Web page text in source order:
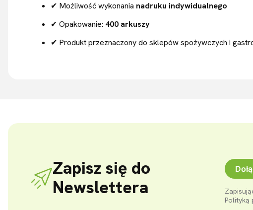
✔ Możliwość wykonania nadruku indywidualnego
✔ Opakowanie: 400 arkuszy
✔ Produkt przeznaczony do sklepów spożywczych i
Zapisz się do
Newslettera
Polityką